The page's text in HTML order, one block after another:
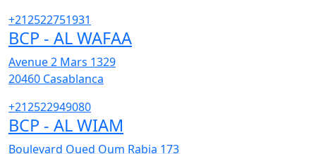
+212522751931
BCP - AL WAFAA
Avenue 2 Mars 1329
20460 Casablanca
+212522949080
BCP - AL WIAM
Boulevard Oued Oum Rabia 173